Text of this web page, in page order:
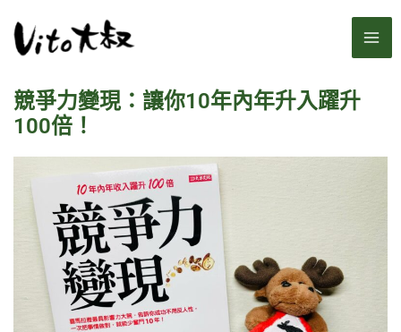
至
競爭力變現：讓你10年內年升入躍升
100倍！